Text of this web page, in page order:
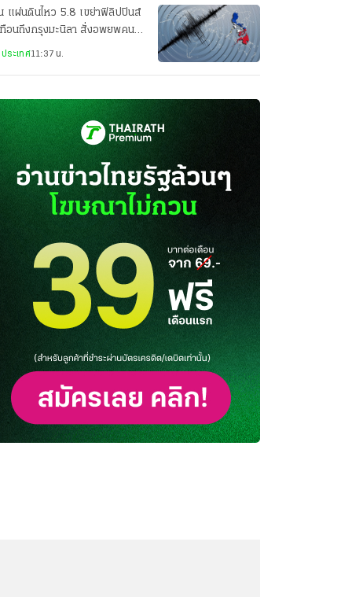
แผ่นดินไหว 5.8 เขย่าฟิลิปปินส์
ทือนถึงกรุงมะนิลา สั่งอพยพคนใน
รราชการ
ระเทศ11:37 น.